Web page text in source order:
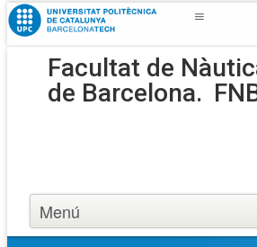
Facultat de
de Barcelona.